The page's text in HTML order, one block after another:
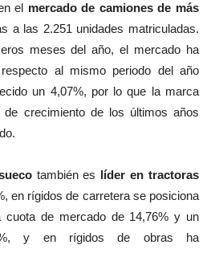
el mercado de camiones de más
a las 2.251 unidades matriculadas.
meses del año, el mercado ha
al mismo periodo del año
un 4,07%, por lo que la marca
de crecimiento de los últimos años
también es
líder en tractoras
en rígidos de carretera se posiciona
cuota de mercado de 14,76% y un
y en rígidos de obras ha